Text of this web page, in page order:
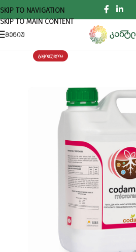
SKIP TO NAVIGATION
SKIP TO MAIN CONTENT
ᲛᲔᲜᲘᲣ
ᲒᲐᲧᲘᲓᲣᲚᲘᲐ